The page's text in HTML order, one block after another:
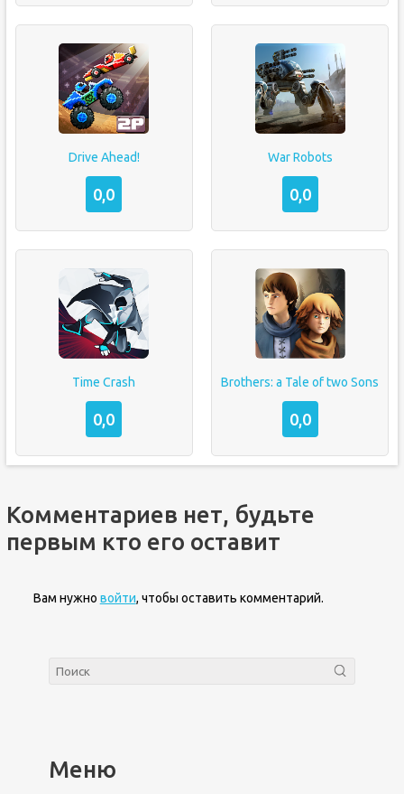
Drive Ahead!
0,0
War Robots
0,0
Time Crash
0,0
Brothers: a Tale of two Sons
0,0
Комментариев нет, будьте
первым кто его оставит
Вам нужно войти, чтобы оставить комментарий.
Меню